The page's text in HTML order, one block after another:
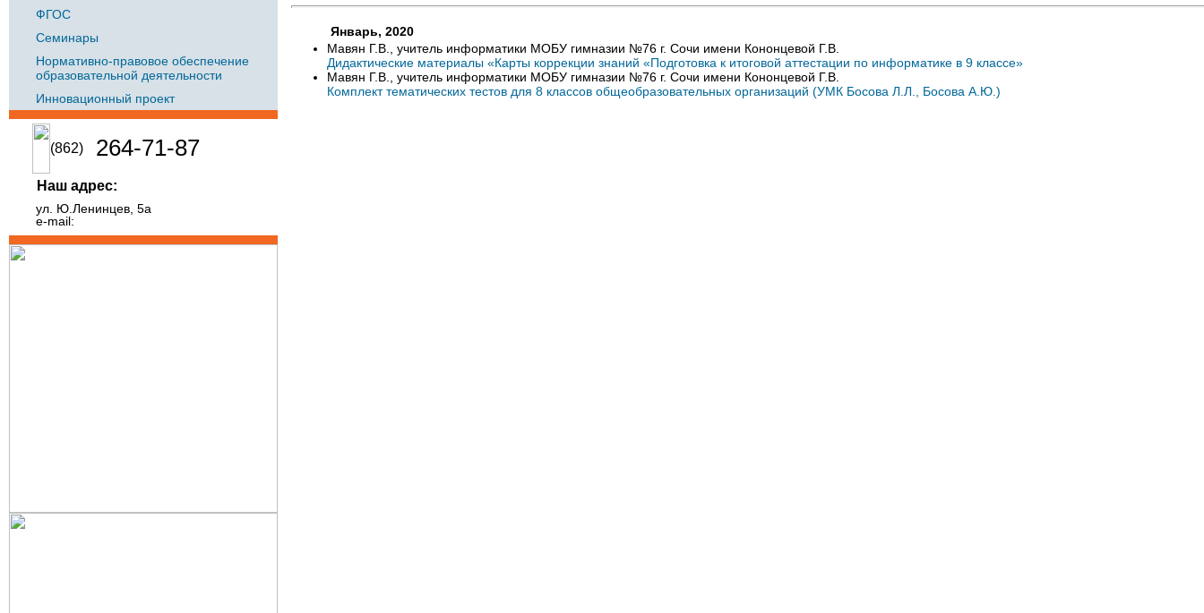
ФГОС
Семинары
Нормативно-правовое обеспечение
образовательной деятельности
Инновационный проект
(862) 264-71-87
Наш адрес:
ул. Ю.Ленинцев, 5а
e-mail:
Январь, 2020
Мавян Г.В., учитель информатики МОБУ гимназии №76 г. Сочи имени Кононцевой Г.В.
Дидактические материалы «Карты коррекции знаний «Подготовка к итоговой аттестации по информатике в 9 классе»
Мавян Г.В., учитель информатики МОБУ гимназии №76 г. Сочи имени Кононцевой Г.В.
Комплект тематических тестов для 8 классов общеобразовательных организаций (УМК Босова Л.Л., Босова А.Ю.)